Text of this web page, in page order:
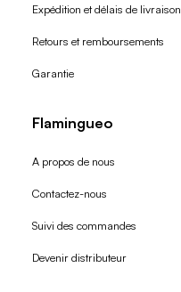
Expédition et délais de livraison
Retours et remboursements
Garantie
Flamingueo
A propos de nous
Contactez-nous
Suivi des commandes
Devenir distributeur